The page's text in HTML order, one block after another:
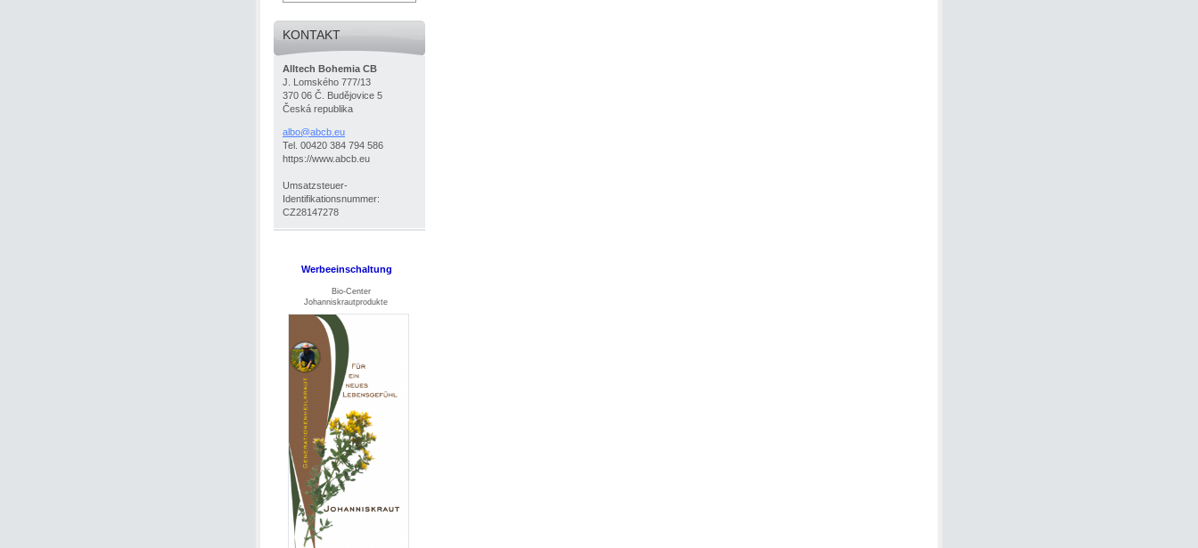
KONTAKT
Alltech Bohemia CB
J. Lomského 777/13
370 06 Č. Budějovice 5
Česká republika
albo@abcb.eu
Tel. 00420 384 794 586
https://www.abcb.eu
Umsatzsteuer-
Identifikationsnummer:
CZ28147278
Werbeeinschaltung
Bio-Center
Johanniskrautprodukte